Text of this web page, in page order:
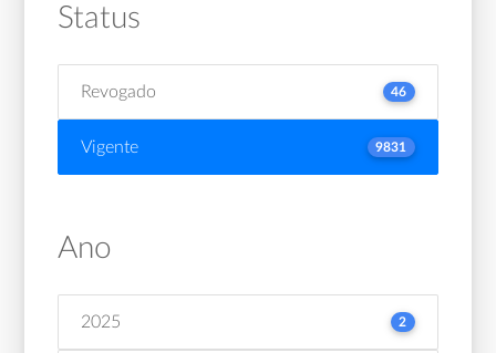
Status
Revogado 46
Vigente 9831
Ano
2025 2